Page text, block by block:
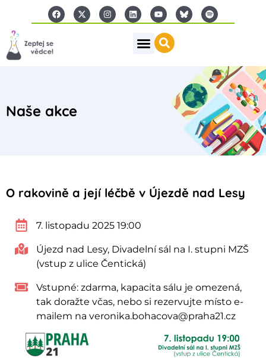
Naše akce
O rakovině a její léčbě v Újezdě nad Lesy
7. listopadu 2025 19:00
Újezd nad Lesy, Divadelní sál na I. stupni MZŠ
(vstup z ulice Čentická)
Vstupné: zdarma, kapacita sálu je omezená,
tak doražte včas, nebo si rezervujte místo e-
mailem na veronika.bohacova@praha21.cz